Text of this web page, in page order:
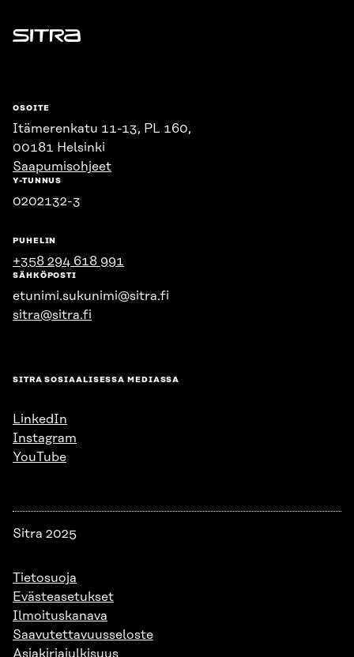
Sitra
OSOITE
Itämerenkatu 11-13, PL 160,
00181 Helsinki
Saapumisohjeet
Y-TUNNUS
0202132-3
PUHELIN
+358 294 618 991
SÄHKÖPOSTI
etunimi.sukunimi@sitra.fi
sitra@sitra.fi
SITRA SOSIAALISESSA MEDIASSA
LinkedIn
Instagram
YouTube
Sitra 2025
Tietosuoja
Evästeasetukset
Ilmoituskanava
Saavutettavuusseloste
Asiakirjajulkisuus